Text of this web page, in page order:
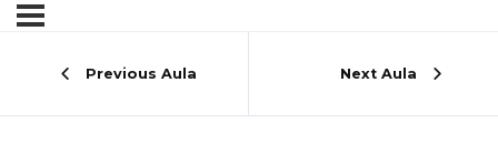
Previous Aula Next Aula